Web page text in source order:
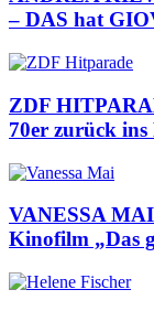
– DAS hat
ZDF
70er zurück ins
VANESSA
Kinofilm „Das